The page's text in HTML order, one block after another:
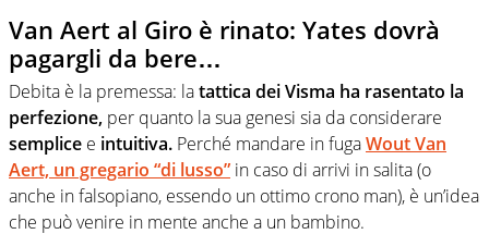
Van Aert al Giro è rinato: Yates dovrà
pagargli da bere…
Debita è la premessa: latattica dei Visma ha rasentato la
perfezione, per quanto la sua genesi sia da considerare
semplice e intuitiva. Perché mandare in fugaWout Van
Aert, un gregario “di lusso” in caso di arrivi in salita (o
anche in falsopiano, essendo un ottimo crono man), è un’idea
che può venire in mente anche a un bambino.